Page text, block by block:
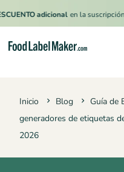
adicional en la suscripción anual.
Inicio Blog Guía de
generadores de etiquetas
2026
Precios
Contrata a un